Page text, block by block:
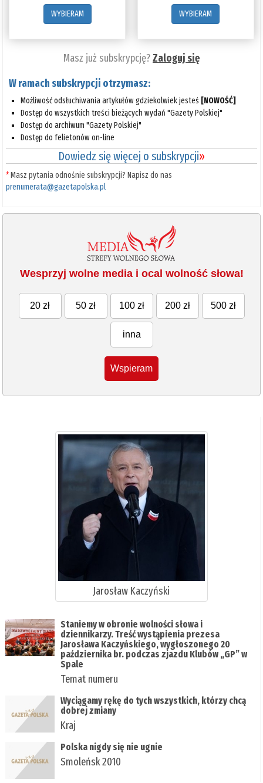
WYBIERAM
WYBIERAM
Masz już subskrypcję?Zaloguj się
W ramach subskrypcji otrzymasz:
Możliwość odsłuchiwania artykułów gdziekolwiek jesteś [NOWOŚĆ]
Dostęp do wszystkich treści bieżących wydań "Gazety Polskiej"
Dostęp do archiwum "Gazety Polskiej"
Dostęp do felietonów on-line
Dowiedz się więcej o subskrypcji»
*Masz pytania odnośnie subskrypcji? Napisz do nas
prenumerata@gazetapolska.pl
Wesprzyj wolne media i ocal wolność słowa!
20 zł 50 zł 100 zł 200 zł 500 zł
inna
Wspieram
Jarosław Kaczyński
Staniemy w obronie wolności słowa i
dziennikarzy. Treść wystąpienia prezesa
Jarosława Kaczyńskiego, wygłoszonego 20
października br. podczas zjazdu Klubów „GP” w
Spale
Temat numeru
Wyciągamy rękę do tych wszystkich, którzy chcą
dobrej zmiany
Kraj
Polska nigdy się nie ugnie
Smoleńsk 2010